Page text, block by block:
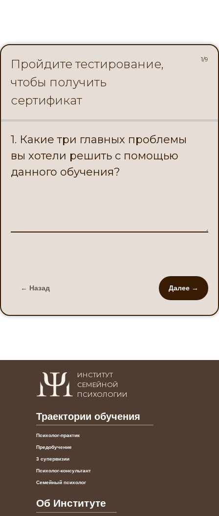
Пройдите тестирование,
чтобы получить
сертификат
1/9
1. Какие три главных проблемы
вы хотели решить с помощью
данного обучения?
← Назад Далее →
Траектории обучения
Психолог-практик
Предобучение
3 супервизии
Психолог-консультант
Семейный психолог
Об Институте
ИНСТИТУТ
СЕМЕЙНОЙ
ПСИХОЛОГИИ